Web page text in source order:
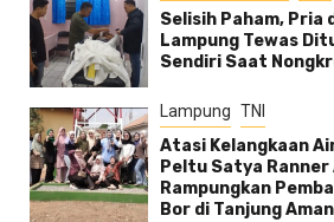
Selisih Paham, Pria
Lampung Tewas
Sendiri Saat
Lampung TNI
Atasi Kelangkaan
Peltu Satya Ranner
Rampungkan
Bor di Tanjung